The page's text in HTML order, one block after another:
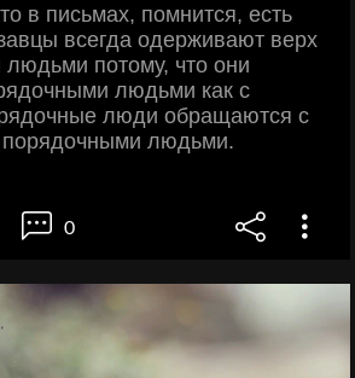
в письмах, помнится, есть
всегда одерживают верх
потому, что они
людьми как с
люди обращаются с
порядочными людьми.
0